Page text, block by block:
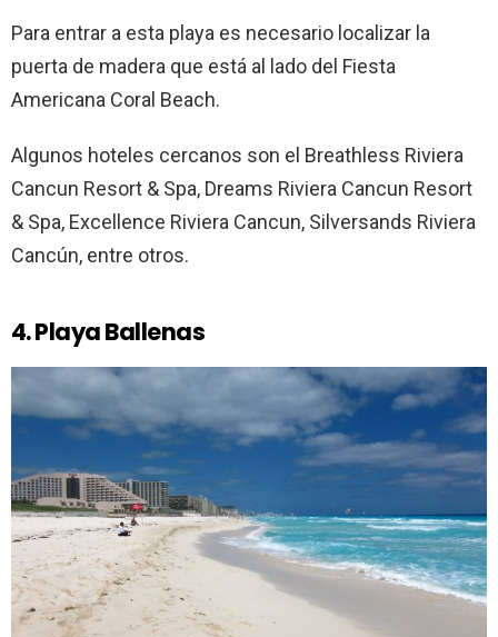
Para entrar a esta playa es necesario localizar la
puerta de madera que está al lado del Fiesta
Americana Coral Beach.
Algunos hoteles cercanos son el Breathless Riviera
Cancun Resort & Spa, Dreams Riviera Cancun Resort
& Spa, Excellence Riviera Cancun, Silversands Riviera
Cancún, entre otros.
4. Playa Ballenas